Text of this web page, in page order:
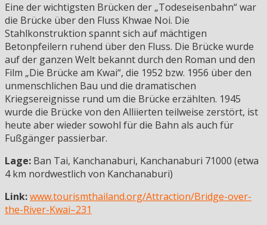
Eine der wichtigsten Brücken der „Todeseisenbahn“ war
die Brücke über den Fluss Khwae Noi. Die
Stahlkonstruktion spannt sich auf mächtigen
Betonpfeilern ruhend über den Fluss. Die Brücke wurde
auf der ganzen Welt bekannt durch den Roman und den
Film „Die Brücke am Kwai“, die 1952 bzw. 1956 über den
unmenschlichen Bau und die dramatischen
Kriegsereignisse rund um die Brücke erzählten. 1945
wurde die Brücke von den Alliierten teilweise zerstört, ist
heute aber wieder sowohl für die Bahn als auch für
Fußgänger passierbar.
Lage: Ban Tai, Kanchanaburi, Kanchanaburi 71000 (etwa
4 km nordwestlich von Kanchanaburi)
Link:www.tourismthailand.org/Attraction/Bridge-over-
the-River-Kwai–231